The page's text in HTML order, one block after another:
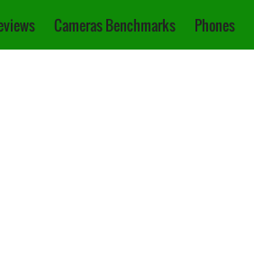
Cameras Benchmarks Phones